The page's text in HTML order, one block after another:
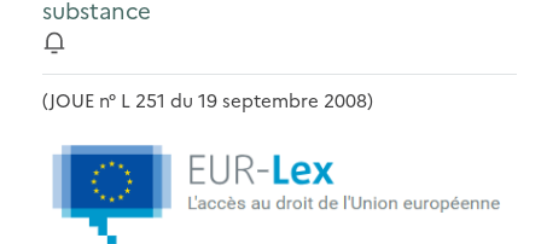
substance
(JOUE n° L 251 du 19 septembre 2008)